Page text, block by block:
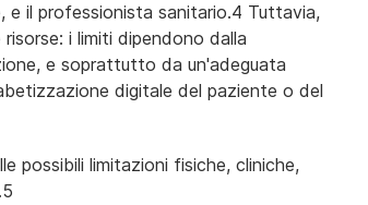
e il professionista sanitario.4 Tuttavia,
i limiti dipendono dalla
e soprattutto da un'adeguata
digitale del paziente o del
possibili limitazioni fisiche, cliniche,